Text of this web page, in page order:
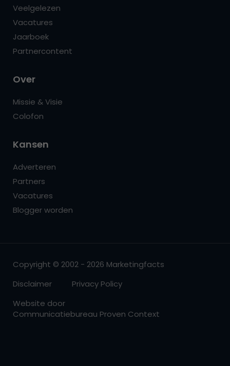
Veelgelezen
Vacatures
Jaarboek
Partnercontent
Over
Missie & Visie
Colofon
Kansen
Adverteren
Partners
Vacatures
Blogger worden
Copyright © 2002 - 2026 Marketingfacts
Disclaimer
Privacy Policy
Website door
Communicatiebureau Proven Context